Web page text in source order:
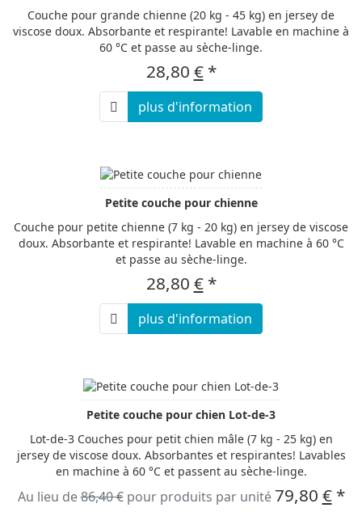
Couche pour grande chienne (20 kg - 45 kg) en jersey de
viscose doux. Absorbante et respirante! Lavable en machine à
60 °C et passe au sèche-linge.
28,80 €*
plus d'information
Petite couche pour chienne
Couche pour petite chienne (7 kg - 20 kg) en jersey de viscose
doux. Absorbante et respirante! Lavable en machine à 60 °C
et passe au sèche-linge.
28,80 €*
plus d'information
Petite couche pour chien Lot-de-3
Lot-de-3 Couches pour petit chien mâle (7 kg - 25 kg) en
jersey de viscose doux. Absorbantes et respirantes! Lavables
en machine à 60 °C et passent au sèche-linge.
Au lieu de86,40 €pour produits par unité 79,80 €*